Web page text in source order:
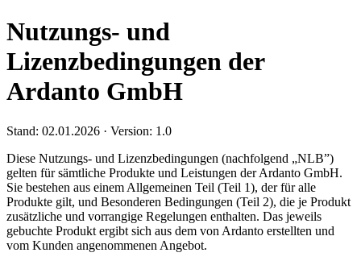
Nutzungs- und
Lizenzbedingungen der
Ardanto GmbH
Stand: 02.01.2026 · Version: 1.0
Diese Nutzungs- und Lizenzbedingungen (nachfolgend „NLB”)
gelten für sämtliche Produkte und Leistungen der Ardanto GmbH.
Sie bestehen aus einem Allgemeinen Teil (Teil 1), der für alle
Produkte gilt, und Besonderen Bedingungen (Teil 2), die je Produkt
zusätzliche und vorrangige Regelungen enthalten. Das jeweils
gebuchte Produkt ergibt sich aus dem von Ardanto erstellten und
vom Kunden angenommenen Angebot.